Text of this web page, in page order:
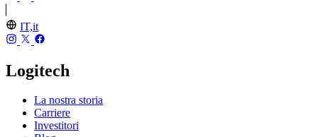
IT,it
Logitech
La nostra storia
Carriere
Investitori